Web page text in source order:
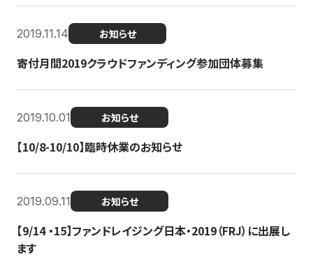
2019.11.14 お知らせ
寄付月間2019クラウドファンディング参加団体募集
2019.10.01 お知らせ
【10/8-10/10】臨時休業のお知らせ
2019.09.11 お知らせ
【9/14 ・15】ファンドレイジング日本・2019（FRJ）に出展し
ます